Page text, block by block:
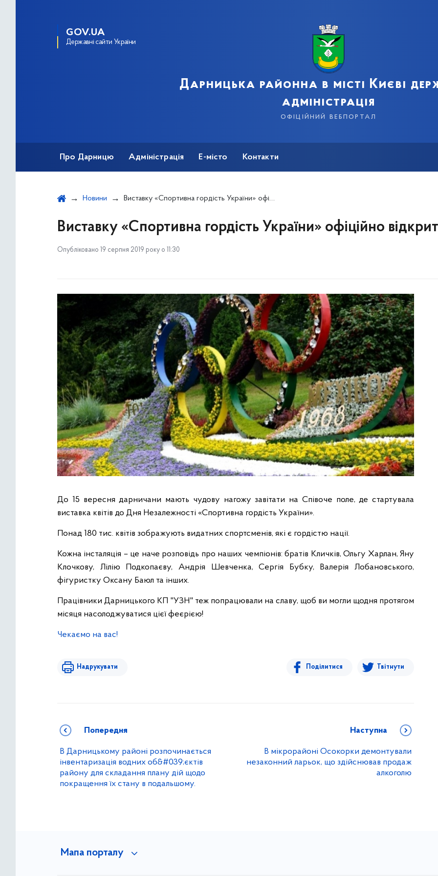
GOV.UA
Державні сайти України
Дарницька районна в місті Києві
адміністрація
офіційний вебпортал
Про Дарницю Адміністрація Е-місто Контакти
Новини Виставку «Спортивна гордість України» офіційно відкрито!
Виставку «Спортивна гордість України» офіційно
Опубліковано 19 серпня 2019 року о 11:30
До 15 вересня дарничани мають чудову нагожу завітати на Співоче поле, де стартувала
виставка квітів до Дня Незалежності «Спортивна гордість України».
Понад 180 тис. квітів зображують видатних спортсменів, які є гордістю нації.
Кожна інсталяція – це наче розповідь про наших чемпіонів: братів Кличків, Ольгу Харлан, Яну
Клочкову, Лілію Подкопаєву, Андрія Шевченка, Сергія Бубку, Валерія Лобановського,
фігуристку Оксану Баюл та інших.
Працівники Дарницького КП "УЗН" теж попрацювали на славу, щоб ви могли щодня протягом
місяця насолоджуватися цієї феєрією!
Чекаємо на вас!
Надрукувати Поділитися Твітнути
Попередня
В Дарницькому районі розпочинається
інвентаризація водних об&#039;єктів
району для складання плану дій щодо
покращення їх стану в подальшому.
Наступна
В мікрорайоні Осокорки демонтували
незаконний ларьок, що здійснював продаж
алкоголю
Мапа порталу